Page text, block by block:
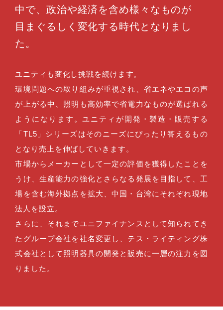
中で、政治や経済を含め様々なものが
目まぐるしく変化する時代となりまし
た。
ユニティも変化し挑戦を続けます。
環境問題への取り組みが重視され、省エネやエコの声
が上がる中、照明も高効率で省電力なものが選ばれる
ようになります。ユニティが開発・製造・販売する
「TL5」シリーズはそのニーズにぴったり答えるもの
となり売上を伸ばしていきます。
市場からメーカーとして一定の評価を獲得したことを
うけ、生産能力の強化とさらなる発展を目指して、工
場を含む海外拠点を拡大、中国・台湾にそれぞれ現地
法人を設立。
さらに、それまでユニファイナンスとして知られてき
たグループ会社を社名変更し、テス・ライティング株
式会社として照明器具の開発と販売に一層の注力を図
りました。